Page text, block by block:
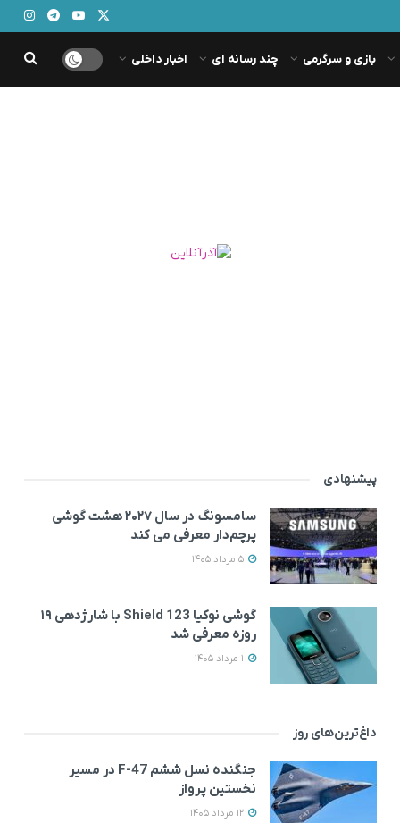
بازی و سرگرمی چند رسانه ای اخبار داخلی
پیشنهادی
سامسونگ در سال ۲۰۲۷ هشت گوشی
پرچم‌دار معرفی می‌ کند
گوشی نوکیا 123 Shield با شارژدهی ۱۹
روزه معرفی شد
داغ‌ترین‌های روز
جنگنده نسل ششم F-47 در مسیر
نخستین پرواز